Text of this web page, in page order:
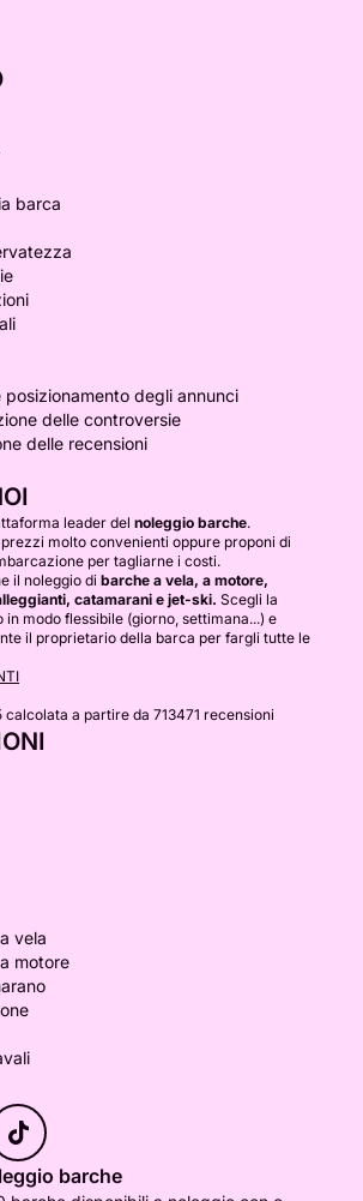
barca
degli annunci
delle controversie
delle recensioni
leader del noleggio barche.
molto convenienti oppure proponi di
per tagliarne i costi.
il noleggio di barche a vela, a motore,
catamarani e jet-ski. Scegli la
in modo flessibile (giorno, settimana...) e
il proprietario della barca per fargli tutte le
calcolata a partire da 713471 recensioni
vela
motore
barche